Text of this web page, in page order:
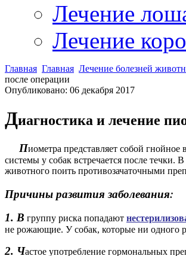
Лечение
Лечение
Главная Главная Лечение болезней
после операции
Опубликовано: 06 декабря 2017
Диагностика и лечение
Пиометра представляет собой
системы у собак встречается после течки.
животного поить противозачаточными
Причины развития заболевания:
1. В группу риска попадают
не рожающие. У собак, которые ни одного
2. Частое употребление гормональных